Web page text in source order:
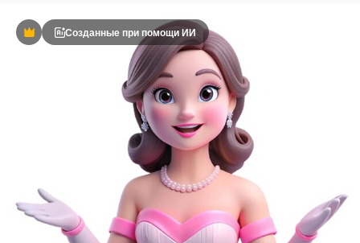
ПремиумСозданные при помощи ИИ